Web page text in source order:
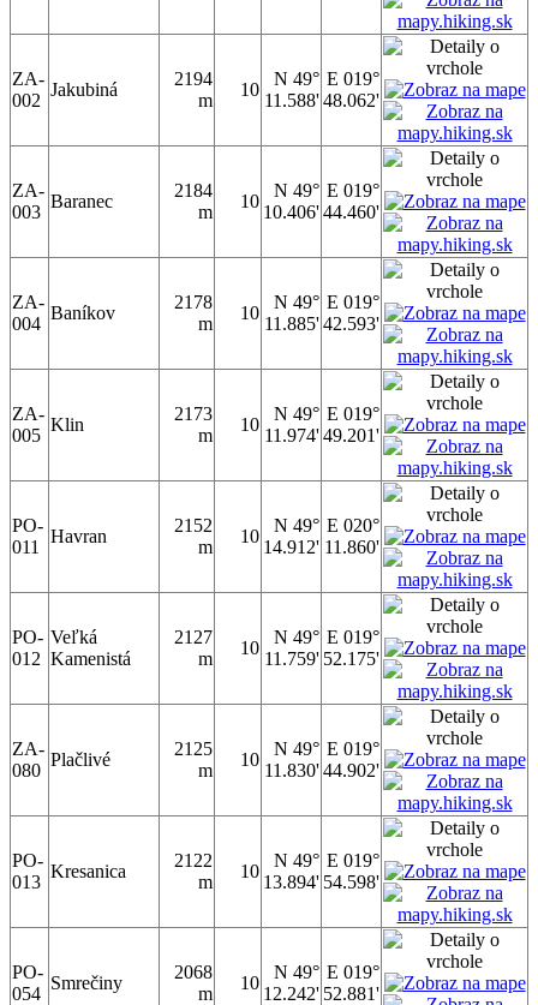
ZA-
002
Jakubiná
2194
m
10
N 49°
11.588'
E 019°
48.062'
ZA-
003
Baranec
2184
m
10
N 49°
10.406'
E 019°
44.460'
ZA-
004
Baníkov
2178
m
10
N 49°
11.885'
E 019°
42.593'
ZA-
005
Klin
2173
m
10
N 49°
11.974'
E 019°
49.201'
PO-
011
Havran
2152
m
10
N 49°
14.912'
E 020°
11.860'
PO-
012
Veľká
Kamenistá
2127
m
10
N 49°
11.759'
E 019°
52.175'
ZA-
080
Plačlivé
2125
m
10
N 49°
11.830'
E 019°
44.902'
PO-
013
Kresanica
2122
m
10
N 49°
13.894'
E 019°
54.598'
PO-
054
Smrečiny
2068
m
10
N 49°
12.242'
E 019°
52.881'